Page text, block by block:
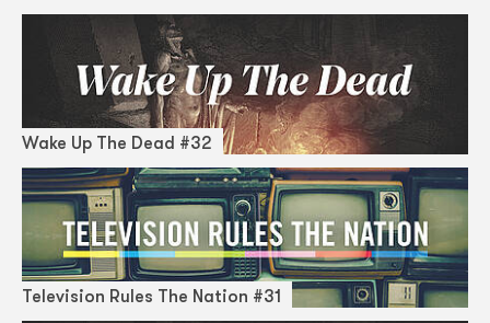
Wake Up The Dead #32
Television Rules The Nation #31